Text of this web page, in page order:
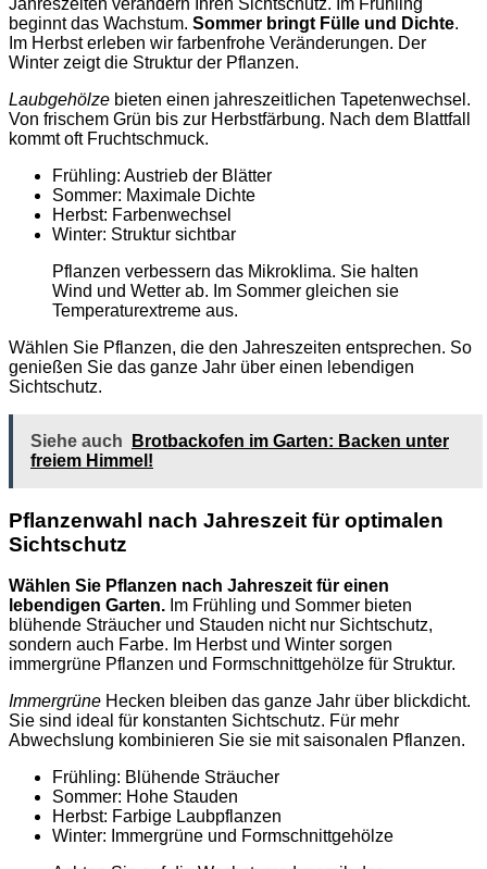
beginnt das Wachstum. Sommer bringt Fülle und Dichte.
Im Herbst erleben wir farbenfrohe Veränderungen. Der
Winter zeigt die Struktur der Pflanzen.
Laubgehölze bieten einen jahreszeitlichen Tapetenwechsel.
Von frischem Grün bis zur Herbstfärbung. Nach dem Blattfall
kommt oft Fruchtschmuck.
Frühling: Austrieb der Blätter
Sommer: Maximale Dichte
Herbst: Farbenwechsel
Winter: Struktur sichtbar
Pflanzen verbessern das Mikroklima. Sie halten
Wind und Wetter ab. Im Sommer gleichen sie
Temperaturextreme aus.
Wählen Sie Pflanzen, die den Jahreszeiten entsprechen. So
genießen Sie das ganze Jahr über einen lebendigen
Sichtschutz.
Siehe auch
Brotbackofen im Garten: Backen unter
freiem Himmel!
Pflanzenwahl nach Jahreszeit für optimalen
Sichtschutz
Wählen Sie Pflanzen nach Jahreszeit für einen
lebendigen Garten. Im Frühling und Sommer bieten
blühende Sträucher und Stauden nicht nur Sichtschutz,
sondern auch Farbe. Im Herbst und Winter sorgen
immergrüne Pflanzen und Formschnittgehölze für Struktur.
Immergrüne Hecken bleiben das ganze Jahr über blickdicht.
Sie sind ideal für konstanten Sichtschutz. Für mehr
Abwechslung kombinieren Sie sie mit saisonalen Pflanzen.
Frühling: Blühende Sträucher
Sommer: Hohe Stauden
Herbst: Farbige Laubpflanzen
Winter: Immergrüne und Formschnittgehölze